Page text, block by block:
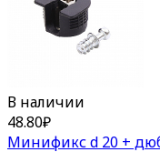
В наличии
48.80₽
Минификс d 20 +